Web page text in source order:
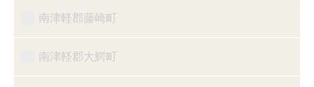
南津軽郡藤崎町
南津軽郡大鰐町